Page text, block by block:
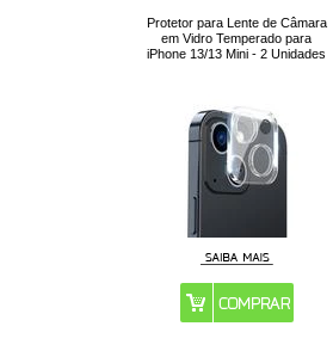
Protetor para Lente de Câmara
em Vidro Temperado para
iPhone 13/13 Mini - 2 Unidades